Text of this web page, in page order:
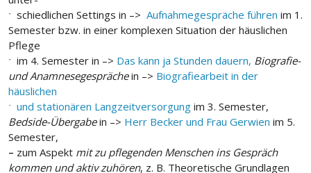
ˑ schiedlichen Settings in –> Aufnahmegespräche führen im 1.
Semester bzw. in einer komplexen Situation der häuslichen
Pflege
ˑ im 4. Semester in –> Das kann ja Stunden dauern, Biografie-
und Anamnesegesprächein –> Biografiearbeit in der
häuslichen
ˑ und stationären Langzeitversorgung im 3. Semester,
Bedside-Übergabein –> Herr Becker und Frau Gerwien im 5.
Semester,
– zum Aspekt mit zu pflegenden Menschen ins Gespräch
kommen und aktiv zuhören, z. B. Theoretische Grundlagen